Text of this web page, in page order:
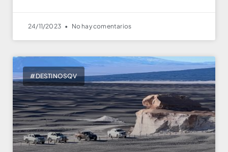
24/11/2023 No hay comentarios
#DESTINOSQV